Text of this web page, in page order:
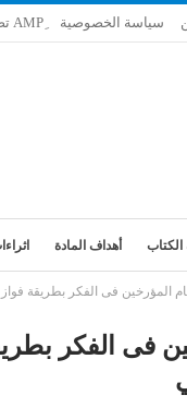
سياسة الخصوصية
أهداف المادة
فى الفكر بطريقة
الفكر